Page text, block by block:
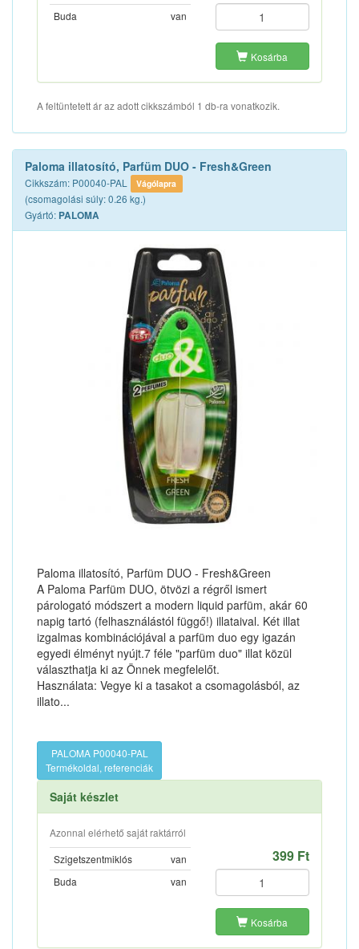
Buda van
Kosárba
A feltüntetett ár az adott cikkszámból 1 db-ra vonatkozik.
Paloma illatosító, Parfüm DUO - Fresh&Green
Cikkszám: P00040-PAL Vágólapra
(csomagolási súly: 0.26 kg.)
Gyártó: PALOMA
Paloma illatosító, Parfüm DUO - Fresh&Green
A Paloma Parfüm DUO, ötvözi a régről ismert
párologató módszert a modern liquid parfüm, akár 60
napig tartó (felhasználástól függő!) illataival. Két illat
izgalmas kombinációjával a parfüm duo egy igazán
egyedi élményt nyújt.7 féle "parfüm duo" illat közül
választhatja ki az Önnek megfelelőt.
Használata: Vegye ki a tasakot a csomagolásból, az
illato...
PALOMA P00040-PAL
Termékoldal, referenciák
Saját készlet
Azonnal elérhető saját raktárról
Szigetszentmiklós
van
Buda
van
399 Ft
Kosárba